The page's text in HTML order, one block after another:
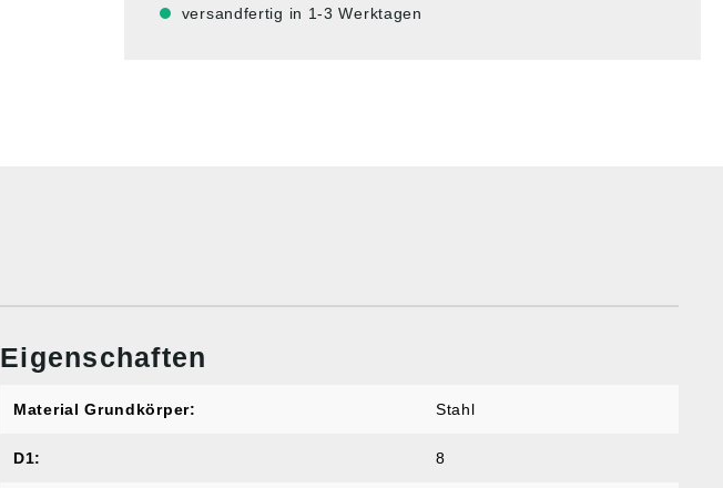
versandfertig in 1-3 Werktagen
Eigenschaften
Material Grundkörper: Stahl
D1: 8